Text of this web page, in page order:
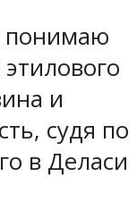
понимаю
и
судя по
в Деласи